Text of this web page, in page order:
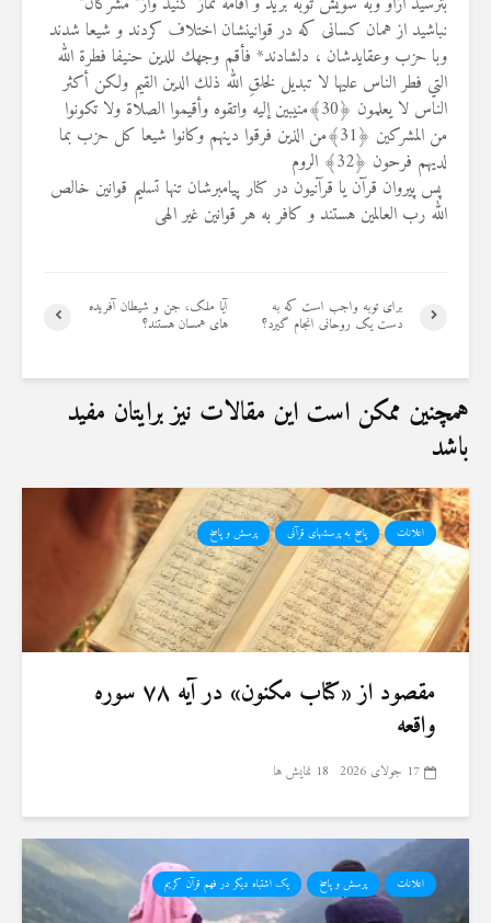
نباشيد از همان كسانى كه در قوانینشان اختلاف کردند و شيعا شدند
وبا حزب وعقايدشان ، دلشادند* فأقم وجهك للدين حنيفا فطرة الله
التي فطر الناس عليها لا تبديل لخلقِ الله ذلك الدين القيم ولكن أكثر
الناس لا يعلمون ﴿30﴾منيبين إليه واتقوه وأقيموا الصلاة ولا تكونوا
من المشركين ﴿31﴾من الذين فرقوا دينهم وكانوا شيعا كل حزب بما
لديهم فرحون ﴿32﴾ الروم
پس پیروان قرآن یا قرآنیون در کنار پیامبرشان تنها تسلیم قوانین خالص
الله رب العالمین هستند و کافر به هر قوانین غیر الهی
آیا ملک، جن و شیطان آفریده
های همسان هستند؟
برای توبه واجب است که به
دست یک روحانی انجام گیرد؟
همچنین ممکن است این مقالات نیز برایتان مفید
باشد
اعلانات پاسخ به پرسشهای قرآنی پرسش و پاسخ
مقصود از «کتاب مکنون» در آیه ۷۸ سوره
واقعه
17 جولای 2026 18 نمایش ها
اعلانات پرسش و پاسخ یک اشتباه دیگر در فهم قرآن کریم